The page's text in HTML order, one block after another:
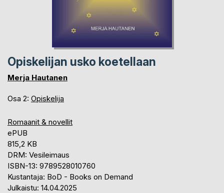
Opiskelijan usko koetellaan
Merja Hautanen
Osa 2: Opiskelija
Romaanit & novellit
ePUB
815,2 KB
DRM: Vesileimaus
ISBN-13: 9789528010760
Kustantaja: BoD - Books on Demand
Julkaistu: 14.04.2025